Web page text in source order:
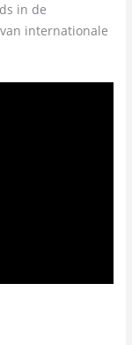
in de
internationale